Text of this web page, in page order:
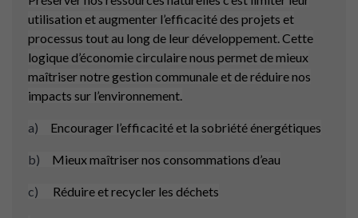
utilisation et augmenter l’efficacité des projets et
processus tout au long de leur développement. Cette
logique d’économie circulaire nous permet de mieux
maîtriser notre gestion communale et de réduire nos
impacts sur l’environnement.
a) Encourager l’efficacité et la sobriété énergétiques
b) Mieux maîtriser nos consommations d’eau
c) Réduire et recycler les déchets